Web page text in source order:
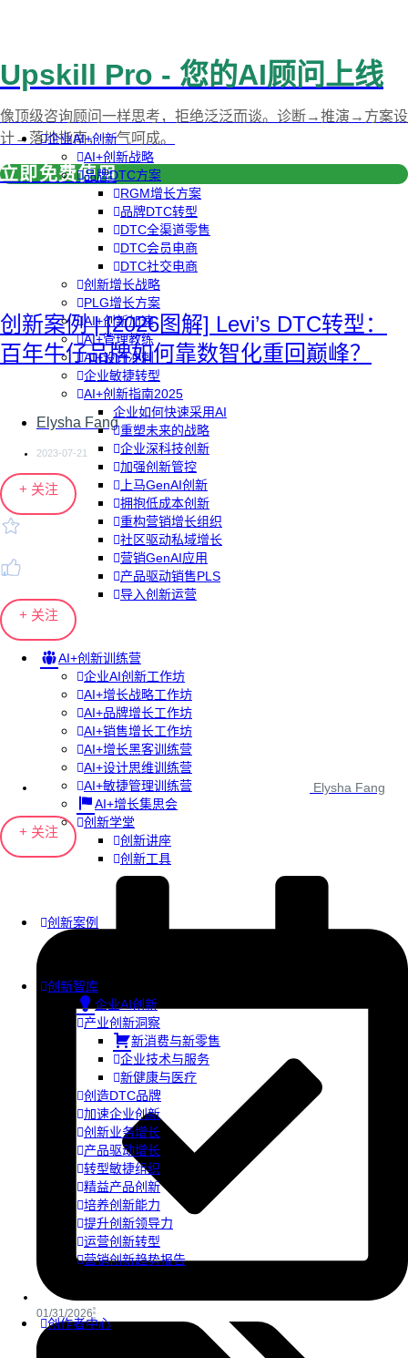
企业AI+创新
AI+创新战略
品牌DTC方案
RGM增长方案
品牌DTC转型
DTC全渠道零售
DTC会员电商
DTC社交电商
创新增长战略
PLG增长方案
AI+创新加速
AI+管理教练
AI+设计冲刺
企业敏捷转型
AI+创新指南2025
企业如何快速采用AI
重塑未来的战略
企业深科技创新
加强创新管控
上马GenAI创新
拥抱低成本创新
重构营销增长组织
社区驱动私域增长
营销GenAI应用
产品驱动销售PLS
导入创新运营
AI+创新训练营
企业AI创新工作坊
AI+增长战略工作坊
AI+品牌增长工作坊
AI+销售增长工作坊
AI+增长黑客训练营
AI+设计思维训练营
AI+敏捷管理训练营
AI+增长集思会
创新学堂
创新讲座
创新工具
创新案例
创新智库
企业AI创新
产业创新洞察
新消费与新零售
企业技术与服务
新健康与医疗
创造DTC品牌
加速企业创新
创新业务增长
产品驱动增长
转型敏捷组织
精益产品创新
培养创新能力
提升创新领导力
运营创新转型
营销创新趋势报告
创作者中心
Upskill Pro - 您的AI顾问上线
像顶级咨询顾问一样思考，拒绝泛泛而谈。诊断→推演→方案设
计→落地指南，一气呵成。
立即免费使用
创新案例 | [2026图解] Levi’s DTC转型：
百年牛仔品牌如何靠数智化重回巅峰？
Elysha Fang
2023-07-21
+ 关注
+ 关注
Elysha Fang
+ 关注
01/31/2026